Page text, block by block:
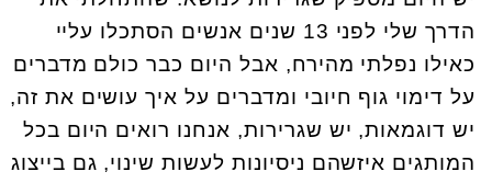
הדרך שלי לפני 13 שנים אנשים הסתכלו עליי
כאילו נפלתי מהירח, אבל היום כבר כולם מדברים
על דימוי גוף חיובי ומדברים על איך עושים את זה,
יש דוגמאות, יש שגרירות, אנחנו רואים היום בכל
המותגים איזשהם ניסיונות לעשות שינוי, גם בייצוג